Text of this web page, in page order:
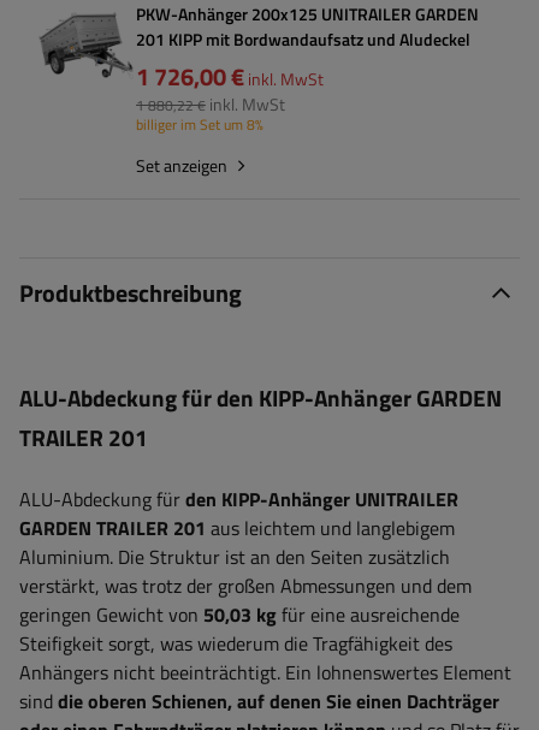
PKW-Anhänger 200x125 UNITRAILER GARDEN
201 KIPP mit Bordwandaufsatz und Aludeckel
1 726,00 €inkl. MwSt
1 880,22 € inkl. MwSt
billiger im Set um 8%
Set anzeigen
Produktbeschreibung
ALU-Abdeckung für den KIPP-Anhänger GARDEN
TRAILER 201
ALU-Abdeckung fürden KIPP-Anhänger UNITRAILER
GARDEN TRAILER 201 aus leichtem und langlebigem
Aluminium. Die Struktur ist an den Seiten zusätzlich
verstärkt, was trotz der großen Abmessungen und dem
geringen Gewicht von 50,03 kgfür eine ausreichende
Steifigkeit sorgt, was wiederum die Tragfähigkeit des
Anhängers nicht beeinträchtigt. Ein lohnenswertes Element
sinddie oberen Schienen, auf denen Sie einen Dachträger